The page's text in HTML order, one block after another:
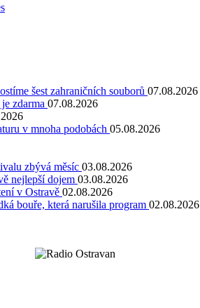
šest zahraničních souborů 07.08.2026
zdarma 07.08.2026
v mnoha podobách 05.08.2026
zbývá měsíc 03.08.2026
nejlepší dojem 03.08.2026
v Ostravě 02.08.2026
bouře, která narušila program 02.08.2026